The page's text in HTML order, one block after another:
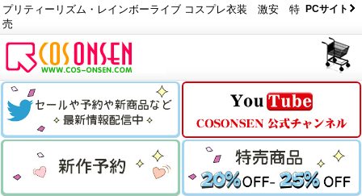
プリティーリズム・レインボーライブ コスプレ衣装 激安 特
売
PCサイト